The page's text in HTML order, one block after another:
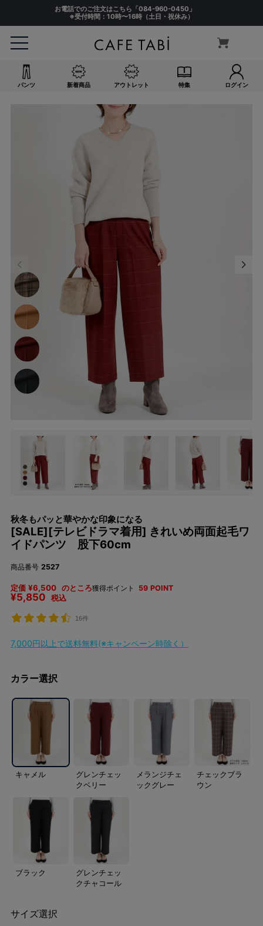
お電話でのご注文はこちら「084-960-0450 」
※受付時間：10時〜16時（土日・祝休み）
パンツ 新着商品 アウトレット 特集 ログイン
秋冬もパッと華やかな印象になる
[SALE][テレビドラマ着用] きれいめ両面起毛ワ
イドパンツ 股下60cm
商品番号 2527
定価 ¥6,500 のところ
¥5,850 税込
獲得ポイント 59 POINT
16件
7,000円以上で送料無料(※キャンペーン時除く）
カラー選択
キャメル
グレンチェッ
クベリー
メランジチェ
ックグレー
チェックブラ
ウン
ブラック
グレンチェッ
クチャコール
サイズ選択